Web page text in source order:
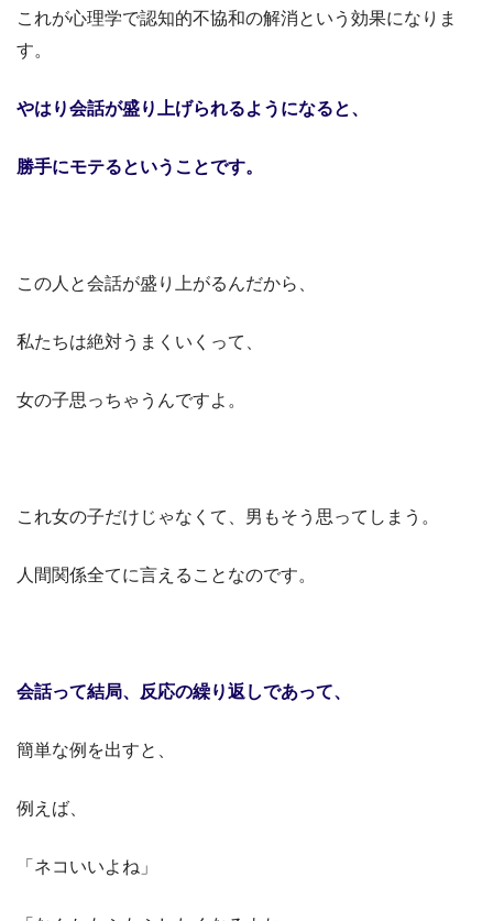
これが心理学で認知的不協和の解消という効果になりま
す。
やはり会話が盛り上げられるようになると、
勝手にモテるということです。
この人と会話が盛り上がるんだから、
私たちは絶対うまくいくって、
女の子思っちゃうんですよ。
これ女の子だけじゃなくて、男もそう思ってしまう。
人間関係全てに言えることなのです。
会話って結局、反応の繰り返しであって、
簡単な例を出すと、
例えば、
「ネコいいよね」